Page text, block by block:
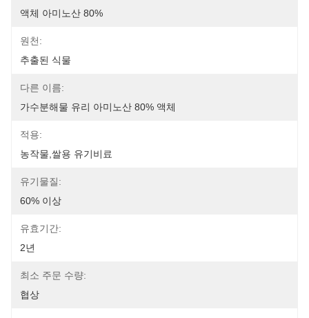
액체 아미노산 80%
원천:
추출된 식물
다른 이름:
가수분해물 유리 아미노산 80% 액체
적용:
농작물,쌀용 유기비료
유기물질:
60% 이상
유효기간:
2년
최소 주문 수량:
협상